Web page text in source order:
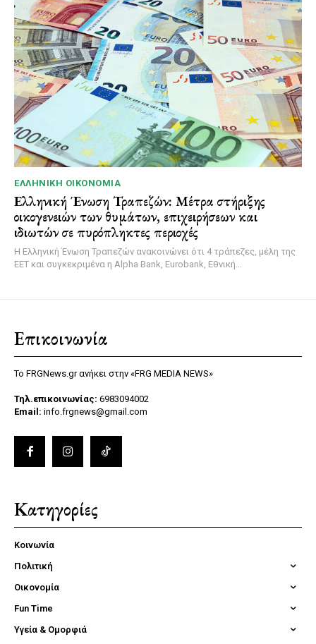
ΕΛΛΗΝΙΚΉ ΟΙΚΟΝΟΜΊΑ
Ελληνική Ένωση Τραπεζών: Μέτρα στήριξης
οικογενειών των θυμάτων, επιχειρήσεων και
ιδιωτών σε πυρόπληκτες περιοχές
Η Ελληνική Ένωση Τραπεζών ανακοινώνει ότι 4 τράπεζες, μέλη της
ΕΕΤ και συγκεκριμένα η Alpha Bank, Eurobank, Εθνική...
Επικοινωνία
Το FRGNews.gr ανήκει στην «FRG MEDIA NEWS»
Τηλ.επικοινωνίας: 6983094002
Email: info.frgnews@gmail.com
Κατηγορίες
Κοινωνία
Πολιτική
Οικονομία
Fun Time
Υγεία & Ομορφιά